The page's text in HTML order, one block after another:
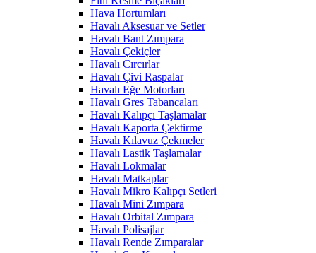
Hava Hortumları
Havalı Aksesuar ve Setler
Havalı Bant Zımpara
Havalı Çekiçler
Havalı Cırcırlar
Havalı Çivi Raspalar
Havalı Eğe Motorları
Havalı Gres Tabancaları
Havalı Kalıpçı Taşlamalar
Havalı Kaporta Çektirme
Havalı Kılavuz Çekmeler
Havalı Lastik Taşlamalar
Havalı Lokmalar
Havalı Matkaplar
Havalı Mikro Kalıpçı Setleri
Havalı Mini Zımpara
Havalı Orbital Zımpara
Havalı Polisajlar
Havalı Rende Zımparalar